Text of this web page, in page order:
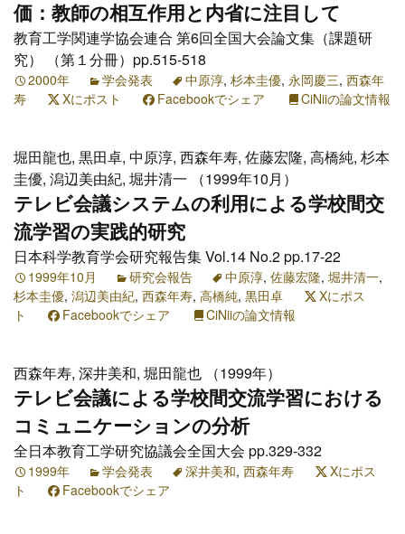
価：教師の相互作用と内省に注目して
教育工学関連学協会連合 第6回全国大会論文集（課題研
究） （第１分冊）pp.515-518
2000年 学会発表 中原淳, 杉本圭優, 永岡慶三, 西森年
寿
Xにポスト Facebookでシェア CiNiiの論文情報
堀田龍也, 黒田卓, 中原淳, 西森年寿, 佐藤宏隆, 高橋純, 杉本
圭優, 潟辺美由紀, 堀井清一 （1999年10月）
テレビ会議システムの利用による学校間交
流学習の実践的研究
日本科学教育学会研究報告集 Vol.14 No.2 pp.17-22
1999年10月 研究会報告 中原淳, 佐藤宏隆, 堀井清一,
杉本圭優, 潟辺美由紀, 西森年寿, 高橋純, 黒田卓
Xにポス
ト
Facebookでシェア CiNiiの論文情報
西森年寿, 深井美和, 堀田龍也 （1999年）
テレビ会議による学校間交流学習における
コミュニケーションの分析
全日本教育工学研究協議会全国大会 pp.329-332
1999年 学会発表 深井美和, 西森年寿
Xにポス
ト
Facebookでシェア